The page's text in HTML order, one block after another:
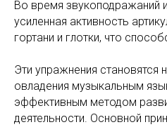
Во время звукоподражаний
усиленная активность
гортани и глотки, что
Эти упражнения становятся
овладения музыкальным
эффективным методом
деятельности. Основной